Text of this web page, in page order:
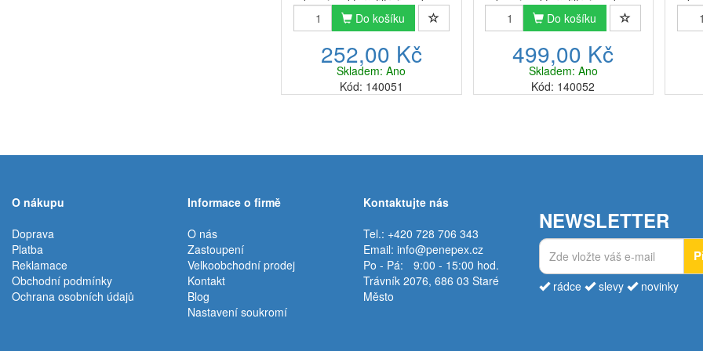
kohoutku, se stávají každodenní
záležitostí. Jsou již ve většině
domácností a svou funkci plní
dokonale. ...
Do košíku
252,00 Kč
Skladem: Ano
Kód: 140051
kohoutku, se stávají každodenní
záležitostí. Jsou již ve většině
domácností a svou funkci plní
dokonale. ...
Do košíku
499,00 Kč
Skladem: Ano
Kód: 140052
O nákupu
Doprava
Platba
Reklamace
Obchodní podmínky
Ochrana osobních údajů
Informace o firmě
O nás
Zastoupení
Velkoobchodní prodej
Kontakt
Blog
Nastavení soukromí
Kontaktujte nás
Tel.: +420 728 706 343
Email: info@penepex.cz
Po - Pá:
9:00 - 15:00 hod.
Trávník 2076, 686 03 Staré
Město
NEWSLETTER
rádce slevy novinky